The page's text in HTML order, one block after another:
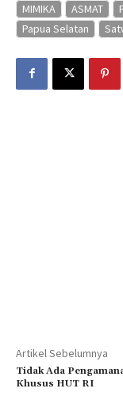
MIMIKA ASMAT
Papua Selatan
Artikel Sebelumnya
Tidak Ada
Khusus HUT RI